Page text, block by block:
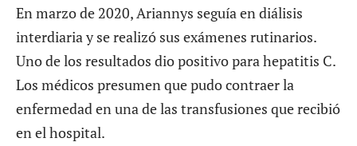
En marzo de 2020, Ariannys seguía en diálisis
interdiaria y se realizó sus exámenes rutinarios.
Uno de los resultados dio positivo para hepatitis C.
Los médicos presumen que pudo contraer la
enfermedad en una de las transfusiones que recibió
en el hospital.